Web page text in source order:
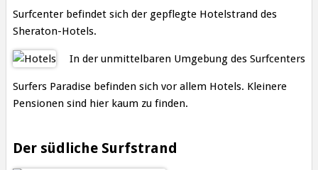
Surfcenter befindet sich der gepflegte Hotelstrand des
Sheraton-Hotels.
In der unmittelbaren Umgebung des Surfcenters
Surfers Paradise befinden sich vor allem Hotels. Kleinere
Pensionen sind hier kaum zu finden.
Der südliche Surfstrand